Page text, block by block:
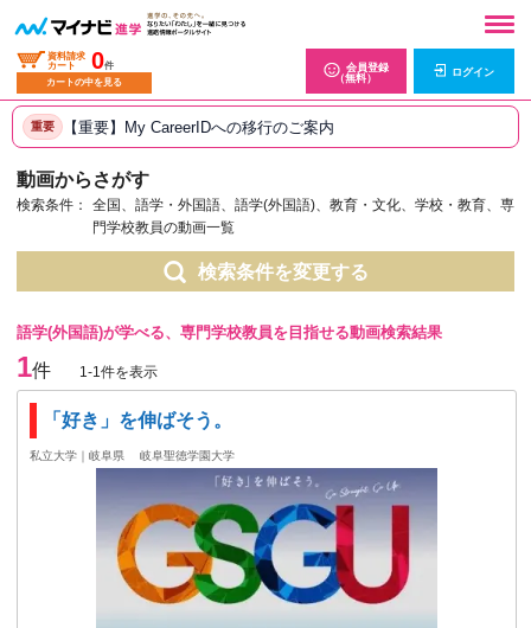
資料請求
カート
0件
カートの中を見る
会員登録
（無料）
ログイン
重要 【重要】My CareerIDへの移行のご案内
動画からさがす
検索条件：
全国、語学・外国語、語学(外国語)、教育・文化、学校・教育、専
門学校教員の動画一覧
検索条件を変更する
語学(外国語)が学べる、専門学校教員を目指せる動画検索結果
1件 1-1件を表示
「好き」を伸ばそう。
私立大学｜岐阜県 岐阜聖徳学園大学